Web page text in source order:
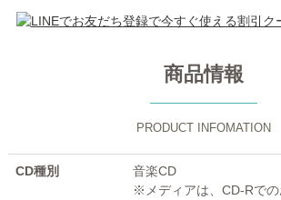
商品情報
PRODUCT INFOMATION
CD種別
音楽CD
※メディアは、CD-Rでの